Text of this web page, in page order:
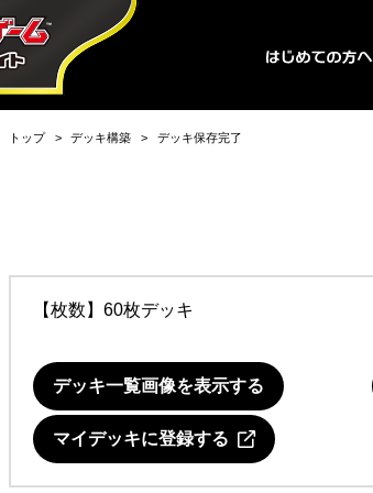
トップ デッキ構築 デッキ保存完了
【枚数】60枚デッキ
デッキ一覧画像を表示する
マイデッキに登録する